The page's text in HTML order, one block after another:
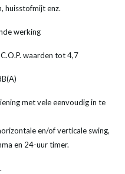
huisstofmijt enz.
werking
waarden tot 4,7
met vele eenvoudig in te
en/of verticale swing,
en 24-uur timer.